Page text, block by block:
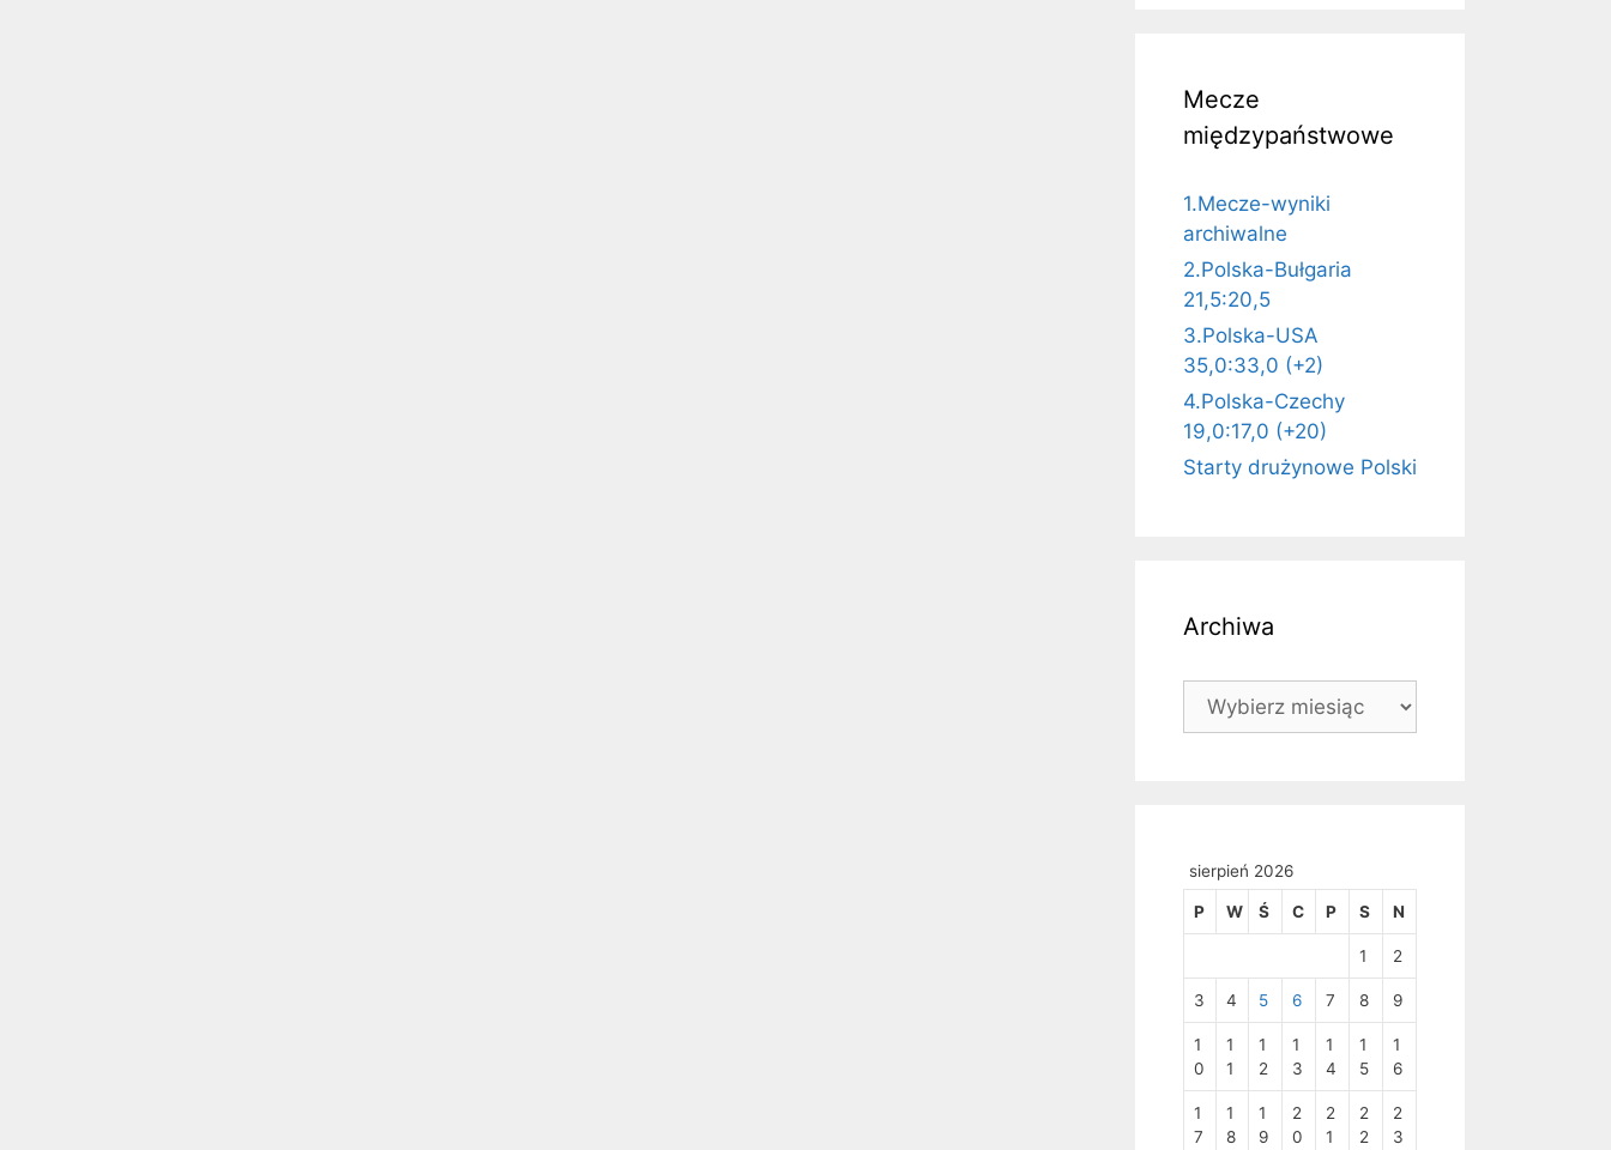
Mecze
międzypaństwowe
1.Mecze-wyniki
archiwalne
2.Polska-Bułgaria
21,5:20,5
3.Polska-USA
35,0:33,0 (+2)
4.Polska-Czechy
19,0:17,0 (+20)
Starty drużynowe Polski
Archiwa
Archiwa
sierpień 2026
P W Ś C P S N
1 2
3 4 5 6 7 8 9
1
0
1
1
1
2
1
3
1
4
1
5
1
6
1
7
1
8
1
9
2
0
2
1
2
2
2
3